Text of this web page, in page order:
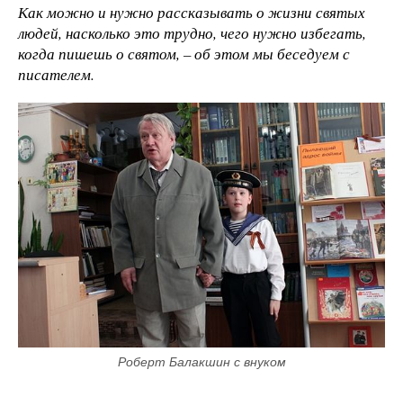
Как можно и нужно рассказывать о жизни святых
людей, насколько это трудно, чего нужно избегать,
когда пишешь о святом, – об этом мы беседуем с
писателем.
Роберт Балакшин с внуком